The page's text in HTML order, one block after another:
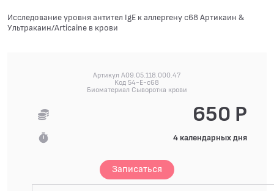
Исследование уровня антител IgE к аллергену c68 Артикаин &
Ультракаин/Articaine в крови
Артикул A09.05.118.000.47
Код 54-E-c68
Биоматериал Сыворотка крови
650 Р
4 календарных дня
Записаться